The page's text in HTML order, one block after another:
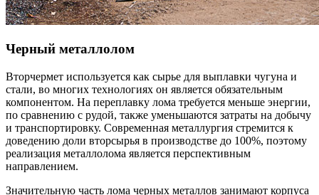
Черный металлолом
Вторчермет используется как сырье для выплавки чугуна и
стали, во многих технологиях он является обязательным
компонентом. На переплавку лома требуется меньше энергии,
по сравнению с рудой, также уменьшаются затраты на добычу
и транспортировку. Современная металлургия стремится к
доведению доли вторсырья в производстве до 100%, поэтому
реализация металлолома является перспективным
направлением.
Значительную часть лома черных металлов занимают корпуса